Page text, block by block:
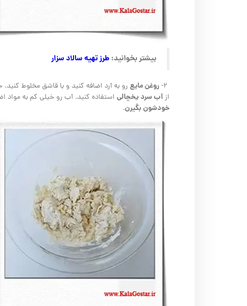
بیشتر بخوانید:طرز تهیه سالاد سزار
روغن مایع رو به آرد اضافه کنید و با قاشق مخلوط
ازآب سرد یخچالی استفاده کنید. آب رو خیلی کم به مواد
خودشون بگیرن.